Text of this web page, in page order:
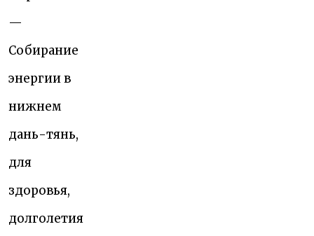
—
Собирание
энергии в
нижнем
дань-тянь,
для
здоровья,
долголетия